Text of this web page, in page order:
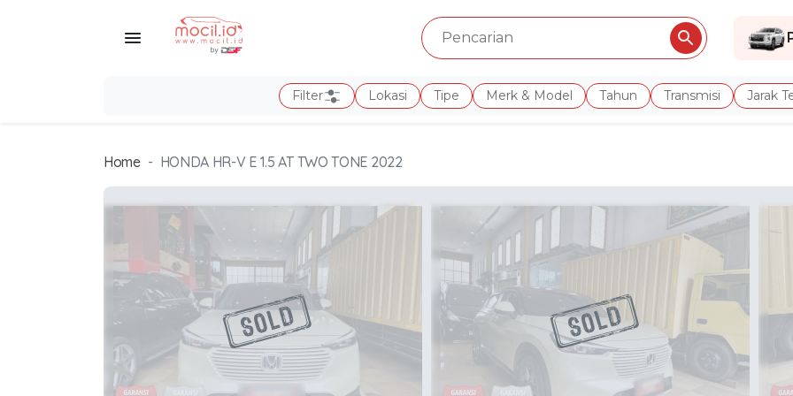
Filter Lokasi Tipe Merk & Model Tahun Transmisi Jarak
Home HONDA HR-V E 1.5 AT TWO TONE 2022